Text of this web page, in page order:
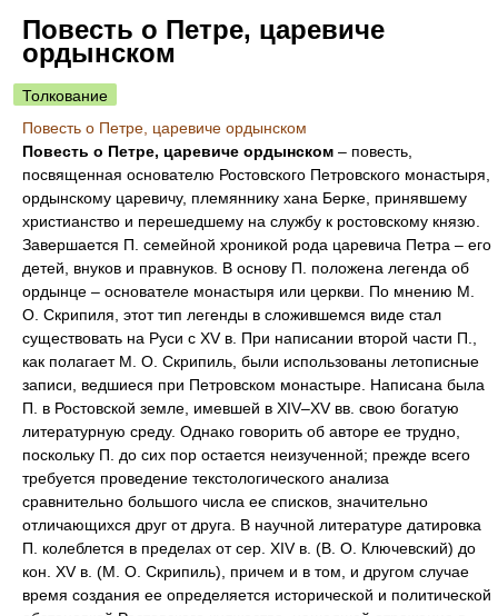
Повесть о Петре, царевиче
ордынском
Толкование
Повесть о Петре, царевиче ордынском
Повесть о Петре, царевиче ордынском – повесть,
посвященная основателю Ростовского Петровского монастыря,
ордынскому царевичу, племяннику хана Берке, принявшему
христианство и перешедшему на службу к ростовскому князю.
Завершается П. семейной хроникой рода царевича Петра – его
детей, внуков и правнуков. В основу П. положена легенда об
ордынце – основателе монастыря или церкви. По мнению М.
О. Скрипиля, этот тип легенды в сложившемся виде стал
существовать на Руси с XV в. При написании второй части П.,
как полагает М. О. Скрипиль, были использованы летописные
записи, ведшиеся при Петровском монастыре. Написана была
П. в Ростовской земле, имевшей в XIV–XV вв. свою богатую
литературную среду. Однако говорить об авторе ее трудно,
поскольку П. до сих пор остается неизученной; прежде всего
требуется проведение текстологического анализа
сравнительно большого числа ее списков, значительно
отличающихся друг от друга. В научной литературе датировка
П. колеблется в пределах от сер. XIV в. (В. О. Ключевский) до
кон. XV в. (М. О. Скрипиль), причем и в том, и другом случае
время создания ее определяется исторической и политической